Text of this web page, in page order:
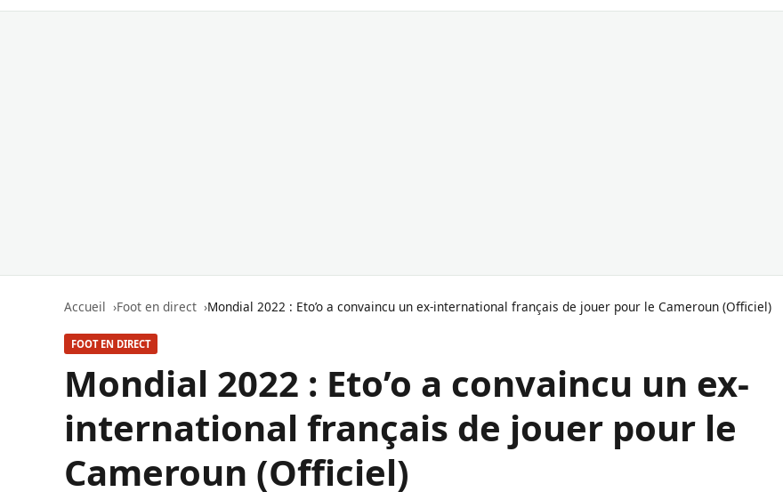
Accueil Foot en direct Mondial 2022 : Eto’o a convaincu un ex-international français de jouer pour le Cameroun (Officiel)
FOOT EN DIRECT
Mondial 2022 : Eto’o a convaincu un ex-
international français de jouer pour le
Cameroun (Officiel)